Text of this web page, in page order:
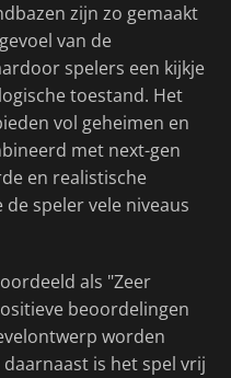
zijn zo gemaakt
van de
spelers een kijkje
toestand. Het
vol geheimen en
met next-gen
en realistische
speler vele niveaus
als "Zeer
beoordelingen
worden
is het spel vrij